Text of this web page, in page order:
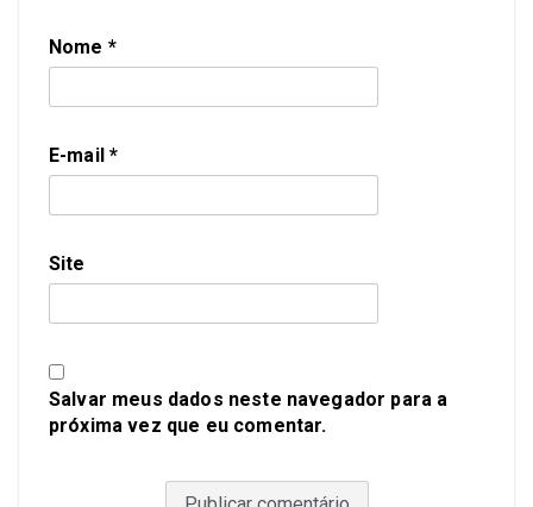
Nome *
E-mail*
Site
Salvar meus dados neste navegador para a
próxima vez que eu comentar.